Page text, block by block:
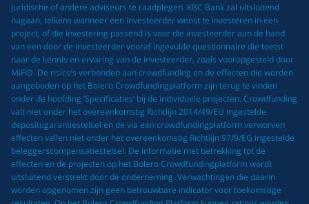
juridische of andere adviseurs te raadplegen. KBC Bank zal uitsluitend
nagaan, telkens wanneer een investeerder wenst te investeren in een
project, of die investering passend is voor die investeerder aan de hand
van een door de investeerder vooraf ingevulde questionnaire die toetst
naar de kennis en ervaring van de investeerder, zoals vooropgesteld door
MiFID. De risico’s verbonden aan crowdfunding en de effecten die worden
aangeboden op het Bolero Crowdfundingplatform zijn terug te vinden
onder de hoofding ‘Specificaties’ bij de individuele projecten. Crowdfunding
valt niet onder het overeenkomstig Richtlijn 2014/49/EU ingestelde
depositogarantiestelsel en de via een crowdfundingplatform verworven
effecten vallen niet onder het overeenkomstig Richtlijn 97/9/EG ingestelde
beleggerscompensatiestelsel. De informatie met betrekking tot de
effecten en de projecten op het Bolero Crowdfundingplatform wordt
uitsluitend verstrekt door de onderneming. Verwachtingen die daarin
worden opgenomen zijn geen betrouwbare indicator voor toekomstige